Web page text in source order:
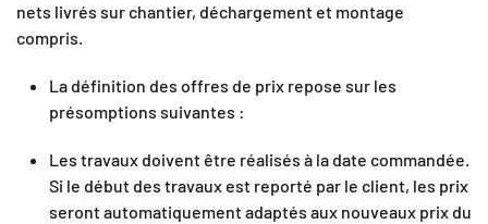
nets livrés sur chantier, déchargement et montage
compris.
La définition des offres de prix repose sur les
présomptions suivantes :
Les travaux doivent être réalisés à la date commandée.
Si le début des travaux est reporté par le client, les prix
seront automatiquement adaptés aux nouveaux prix du